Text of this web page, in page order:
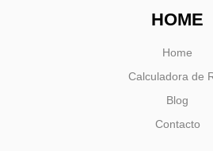
HOME
Home
Calculadora de
Blog
Contacto